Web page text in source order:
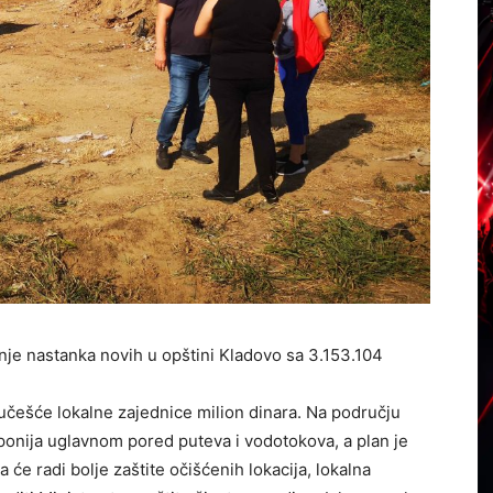
nastanka novih u opštini Kladovo sa 3.153.104
lokalne zajednice milion dinara. Na području
uglavnom pored puteva i vodotokova, a plan je
će radi bolje zaštite očišćenih lokacija, lokalna